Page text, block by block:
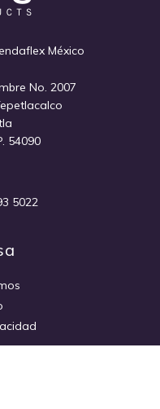
México
No. 2007
54090
5022